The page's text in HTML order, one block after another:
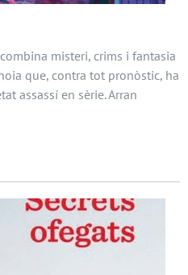
misteri, crims i fantasia
que, contra tot pronòstic, ha
assassí en sèrie. Arran